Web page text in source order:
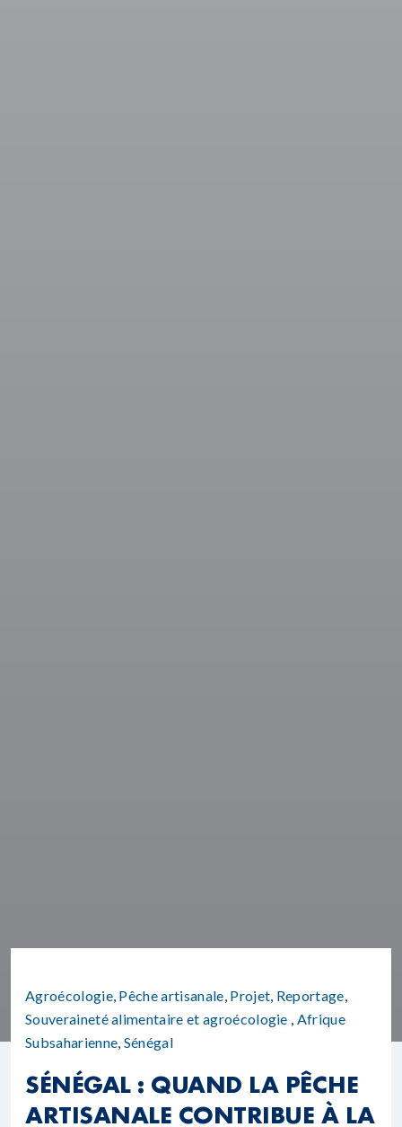
Agroécologie, Pêche artisanale, Projet, Reportage,
Souveraineté alimentaire et agroécologie , Afrique
Subsaharienne, Sénégal
SÉNÉGAL : QUAND LA PÊCHE
ARTISANALE CONTRIBUE À LA